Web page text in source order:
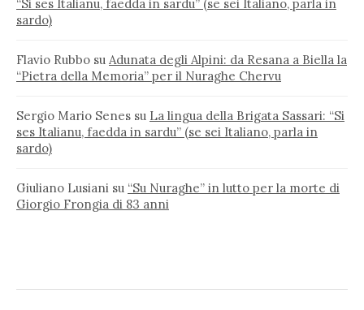
“Si ses Italianu, faedda in sardu” (se sei Italiano, parla in
sardo)
Flavio Rubbo su Adunata degli Alpini: da Resana a Biella la
“Pietra della Memoria” per il Nuraghe Chervu
Sergio Mario Senes su La lingua della Brigata Sassari: “Si
ses Italianu, faedda in sardu” (se sei Italiano, parla in
sardo)
Giuliano Lusiani su “Su Nuraghe” in lutto per la morte di
Giorgio Frongia di 83 anni